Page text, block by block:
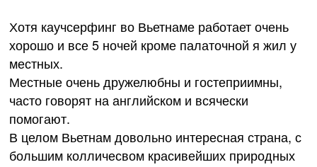
Хотя каучсерфинг во Вьетнаме работает очень
хорошо и все 5 ночей кроме палаточной я жил у
местных.
Местные очень дружелюбны и гостеприимны,
часто говорят на английском и всячески
помогают.
В целом Вьетнам довольно интересная страна, с
большим колличесвом красивейших природных